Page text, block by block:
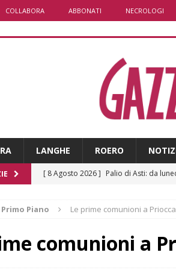
COLLABORA ABBONATI NECROLOGI
LANGHE ROERO
[ 8 Agosto 2026 ] Palio di Asti: da
[ 8 Agosto 2026 ] Alba: lunedì 10
[ 8 Agosto 2026 ]
Gorzegno: 24
Primo Piano Le prime comunioni a Priocca
comunioni a